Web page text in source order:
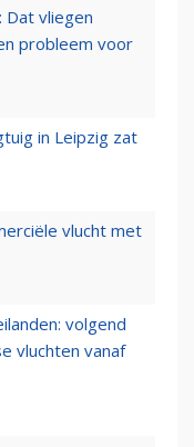
Dat vliegen
probleem voor
in Leipzig zat
vlucht met
volgend
vluchten vanaf